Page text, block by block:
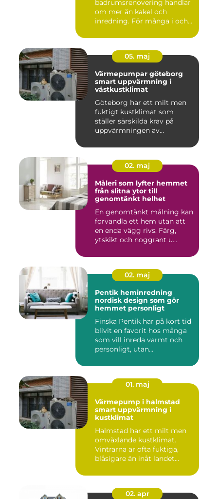
badrumsrenovering handlar
om mer än kakel och
inredning. För många i och
05. maj
Värmepumpar göteborg
smart uppvärmning i
västkustklimat
Göteborg har ett milt men
fuktigt kustklimat som
ställer särskilda krav på
uppvärmningen av
02. maj
Måleri som lyfter hemmet
från slitna ytor till
genomtänkt helhet
En genomtänkt målning kan
förvandla ett hem utan att
en enda vägg rivs. Färg,
ytskikt och noggrant u...
02. maj
Pentik heminredning
nordisk design som gör
hemmet personligt
Finska Pentik har på kort tid
blivit en favorit hos många
som vill inreda varmt och
personligt, utan...
01. maj
Värmepump i halmstad
smart uppvärmning i
kustklimat
Halmstad har ett milt men
omväxlande kustklimat.
Vintrarna är ofta fuktiga,
blåsigare än inåt landet...
02. apr